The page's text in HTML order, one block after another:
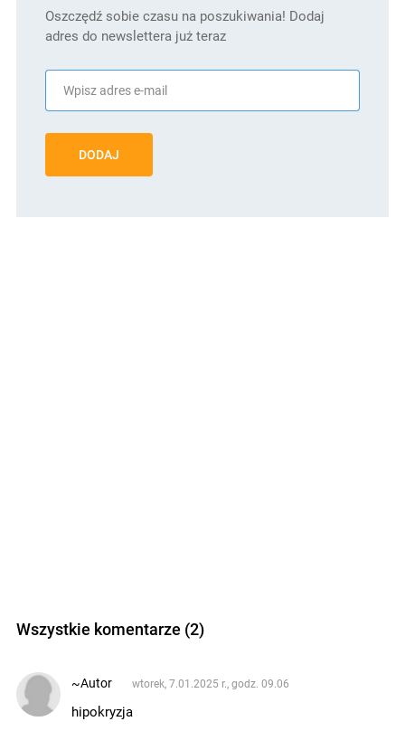
Oszczędź sobie czasu na poszukiwania! Dodaj
adres do newslettera już teraz
DODAJ
Wszystkie komentarze (2)
~Autor wtorek, 7.01.2025 r., godz. 09.06
hipokryzja